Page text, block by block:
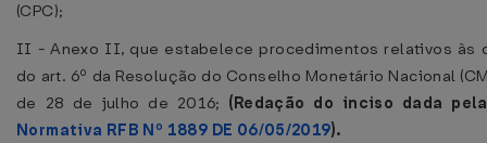
(CPC);
II - Anexo II, que estabelece procedimentos relativos às
do art. 6º da Resolução do Conselho Monetário Nacional
de 28 de julho de 2016; (Redação do inciso dada
Normativa RFB Nº 1889 DE 06/05/2019).